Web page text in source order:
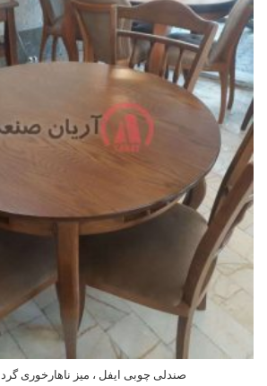
صندلی چوبی ایفل ، میز ناهارخوری